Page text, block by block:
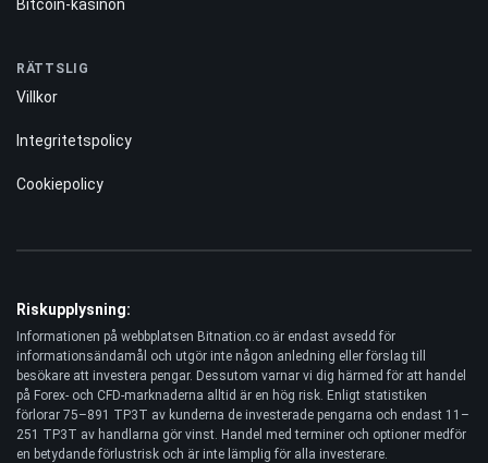
Guider
Prognos
Handelsrobotar
Kryptobörser
RÄTTSLIG
Villkor
Integritetspolicy